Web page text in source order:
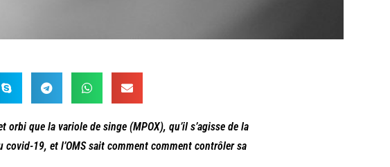
orbi que la variole de singe (MPOX), qu’il s’agisse de la
covid-19, et l’OMS sait comment comment contrôler sa